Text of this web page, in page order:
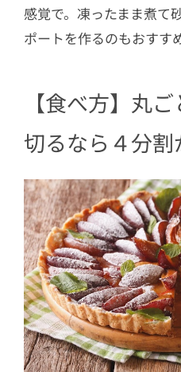
感覚で。凍ったまま煮て
ポートを作るのもおすす
【食べ方】丸
切るなら４分